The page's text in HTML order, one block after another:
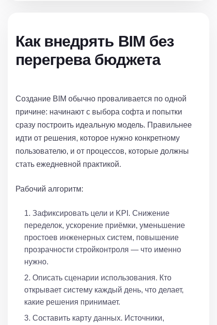
Как внедрять BIM без
перегрева бюджета
Создание BIM обычно проваливается по одной
причине: начинают с выбора софта и попытки
сразу построить идеальную модель. Правильнее
идти от решения, которое нужно конкретному
пользователю, и от процессов, которые должны
стать ежедневной практикой.
Рабочий алгоритм:
Зафиксировать цели и KPI. Снижение
переделок, ускорение приёмки, уменьшение
простоев инженерных систем, повышение
прозрачности стройконтроля — что именно
нужно.
Описать сценарии использования. Кто
открывает систему каждый день, что делает,
какие решения принимает.
Составить карту данных. Источники,